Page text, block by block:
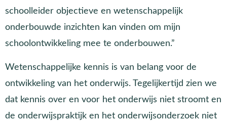
schoolleider objectieve en wetenschappelijk
onderbouwde inzichten kan vinden om mijn
schoolontwikkeling mee te onderbouwen.”
Wetenschappelijke kennis is van belang voor de
ontwikkeling van het onderwijs. Tegelijkertijd zien we
dat kennis over en voor het onderwijs niet stroomt en
de onderwijspraktijk en het onderwijsonderzoek niet